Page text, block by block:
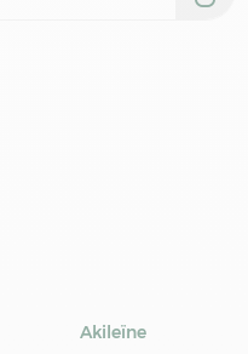
Akileïne